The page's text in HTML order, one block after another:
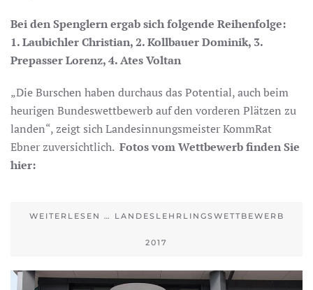
Bei den Spenglern ergab sich folgende Reihenfolge:
1. Laubichler Christian, 2. Kollbauer Dominik, 3.
Prepasser Lorenz, 4. Ates Voltan
„Die Burschen haben durchaus das Potential, auch beim
heurigen Bundeswettbewerb auf den vorderen Plätzen zu
landen“, zeigt sich Landesinnungsmeister KommRat
Ebner zuversichtlich. Fotos vom Wettbewerb finden Sie
hier:
WEITERLESEN … LANDESLEHRLINGSWETTBEWERB
2017